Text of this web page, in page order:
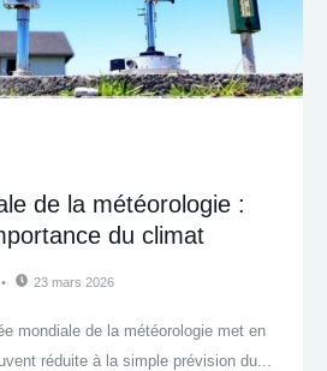
de la météorologie :
du climat
23 mars 2026
mondiale de la météorologie met en
réduite à la simple prévision du...